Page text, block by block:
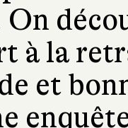
à la
et